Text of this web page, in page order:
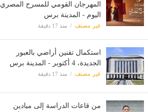
المهرجان القومي للمسرح المصري
اليوم - المدينة برس
غير مصنف منذ 17 دقيقة
استكمال تقنين أراضي بالعبور
الجديدة، 4 أكتوبر - المدينة برس
غير مصنف منذ 17 دقيقة
من قاعات الدراسة إلى ميادين